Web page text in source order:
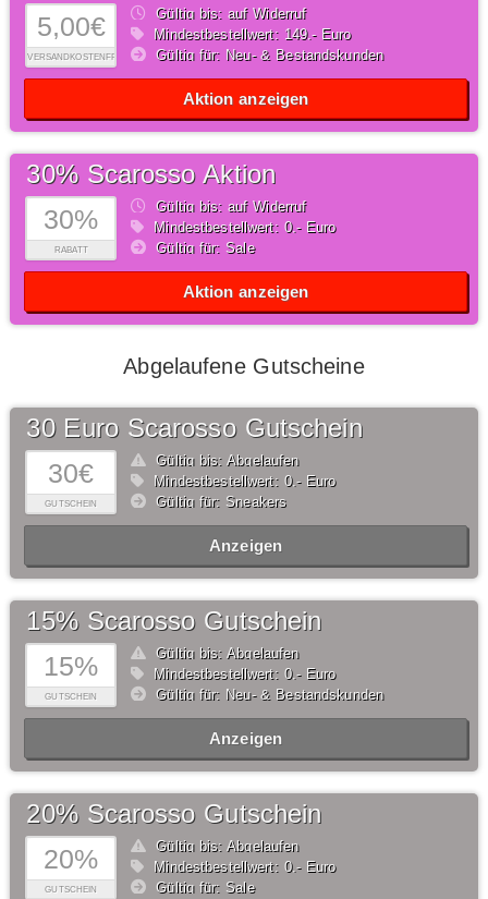
5,00€
VERSANDKOSTENFREI
Gültig bis: auf Widerruf
Mindestbestellwert: 149,- Euro
Gültig für: Neu- & Bestandskunden
Aktion anzeigen
30%
RABATT
30% Scarosso Aktion
Gültig bis: auf Widerruf
Mindestbestellwert: 0,- Euro
Gültig für: Sale
Aktion anzeigen
Abgelaufene Gutscheine
30€
GUTSCHEIN
30 Euro Scarosso Gutschein
Gültig bis: Abgelaufen
Mindestbestellwert: 0,- Euro
Gültig für: Sneakers
Anzeigen
15%
GUTSCHEIN
15% Scarosso Gutschein
Gültig bis: Abgelaufen
Mindestbestellwert: 0,- Euro
Gültig für: Neu- & Bestandskunden
Anzeigen
20%
GUTSCHEIN
20% Scarosso Gutschein
Gültig bis: Abgelaufen
Mindestbestellwert: 0,- Euro
Gültig für: Sale